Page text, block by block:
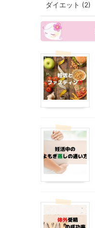
ダイエット (2)